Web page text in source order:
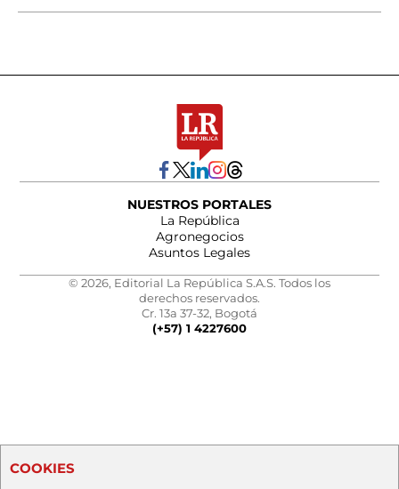
NUESTROS PORTALES
La República
Agronegocios
Asuntos Legales
© 2026, Editorial La República S.A.S. Todos los
derechos reservados.
Cr. 13a 37-32, Bogotá
(+57) 1 4227600
COOKIES